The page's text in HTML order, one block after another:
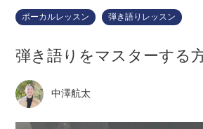
ボーカルレッスン 弾き語りレッスン
弾き語りをマスターする
中澤航太